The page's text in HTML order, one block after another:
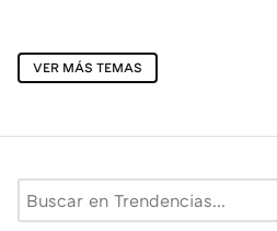
VER MÁS TEMAS